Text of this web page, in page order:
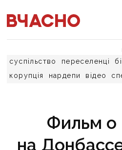
суспільство переселенці
корупція
нардепи відео
Фильм о
на